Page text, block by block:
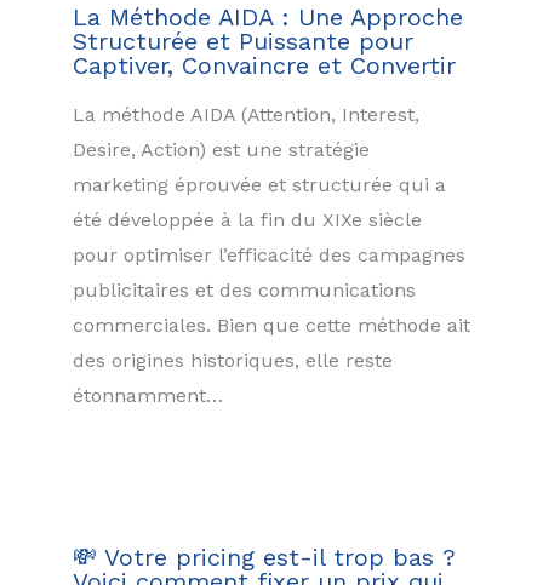
La Méthode AIDA : Une Approche
Structurée et Puissante pour
Captiver, Convaincre et Convertir
La méthode AIDA (Attention, Interest,
Desire, Action) est une stratégie
marketing éprouvée et structurée qui a
été développée à la fin du XIXe siècle
pour optimiser l’efficacité des campagnes
publicitaires et des communications
commerciales. Bien que cette méthode ait
des origines historiques, elle reste
étonnamment…
💸 Votre pricing est-il trop bas ?